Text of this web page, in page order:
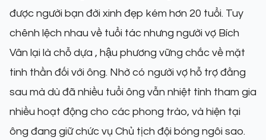
được người bạn đời xinh đẹp kém hơn 20 tuổi. Tuy
chênh lệch nhau về tuổi tác nhưng người vợ Bích
Vân lại là chỗ dựa , hậu phương vững chắc về mặt
tinh thần đối với ông. Nhờ có người vợ hỗ trợ đằng
sau mà dù đã nhiều tuổi ông vẫn nhiệt tình tham gia
nhiều hoạt động cho các phong trào, và hiện tại
ông đang giữ chức vụ Chủ tịch đội bóng ngôi sao.